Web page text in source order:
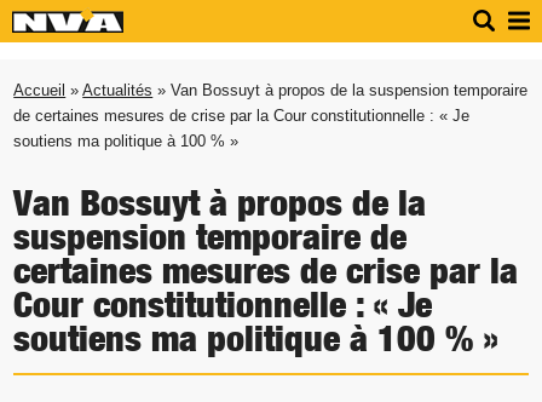
Accueil »Actualités » Van Bossuyt à propos de la suspension temporaire
de certaines mesures de crise par la Cour constitutionnelle : « Je
soutiens ma politique à 100 % »
Van Bossuyt à propos de la
suspension temporaire de
certaines mesures de crise par la
Cour constitutionnelle : « Je
soutiens ma politique à 100 % »